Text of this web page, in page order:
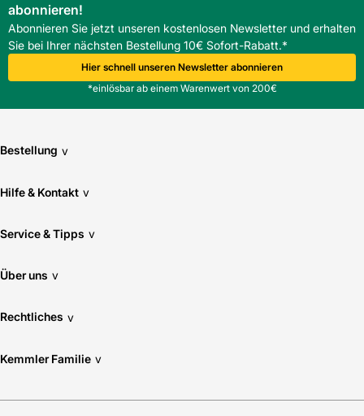
abonnieren!
Abonnieren Sie jetzt unseren kostenlosen Newsletter und erhalten
Sie bei Ihrer nächsten Bestellung 10€ Sofort-Rabatt.*
Hier schnell unseren Newsletter abonnieren
*einlösbar ab einem Warenwert von 200€
Bestellung v
Hilfe & Kontakt v
Service & Tipps v
Über uns v
Rechtliches v
Kemmler Familie v